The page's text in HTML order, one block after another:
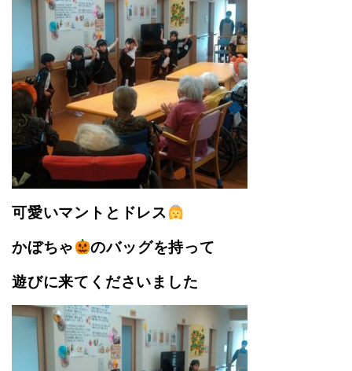
可愛いマントとドレス
かぼちゃ
のバッグを持って
遊びに来てくださいました